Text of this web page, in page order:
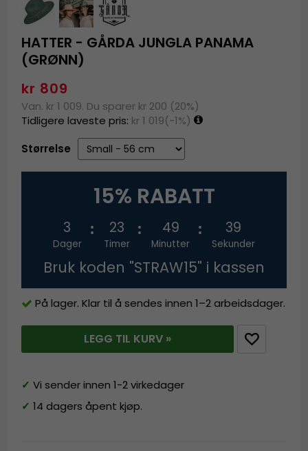
HATTER - GÅRDA JUNGLA PANAMA
(GRØNN)
kr 809
Van. kr 1 009. Du sparer kr 200 (20%)
Tidligere laveste pris: kr 1 019(-1%)
Størrelse
15% RABATT
3
Dager
23
Timer
49
Minutter
39
Sekunder
Bruk koden "STRAW15" i kassen
På lager. Klar til å sendes innen 1–2 arbeidsdager.
LEGG TIL KURV »
✓ Vi sender innen 1-2 virkedager
✓ 14 dagers åpent kjøp.